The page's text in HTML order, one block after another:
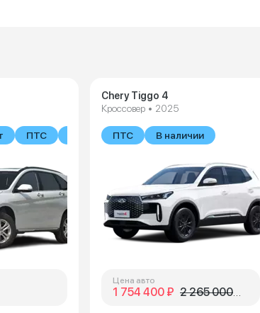
ПТС В наличии
Chery Tiggo 4
Кроссовер • 2025
ПТС В наличии
Цена авто
1 754 400 ₽ 2 265 000 ₽